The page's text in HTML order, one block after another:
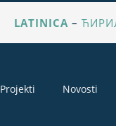
LATINICA –
Projekti Novosti